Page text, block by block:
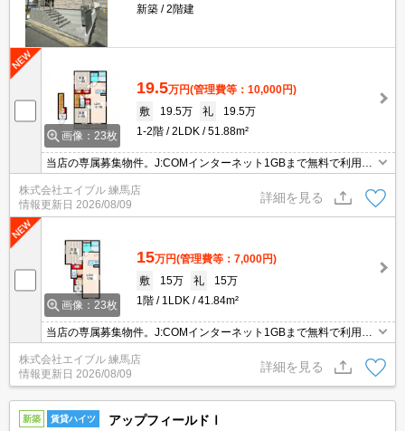
新築
2階建
画像：23枚
19.5万円(管理費等：10,000円)
敷
19.5万 礼
19.5万
1-2階
2LDK 51.88m²
当店の専属募集物件。J:COMインターネット1GBまで無料で利用可
能。新築。セキスイハイム施工。仲介手数料家賃の55%。人気の練
馬駅。過ごしやすい生活環境が整っています。人気のファミリー向
け物件。
株式会社エイブル 練馬店
情報更新日 2026/08/09
詳細を見る
画像：23枚
15万円(管理費等：7,000円)
敷
15万 礼
15万
1階
1LDK 41.84m²
当店の専属募集物件。J:COMインターネット1GBまで無料で利用可
能。新築。セキスイハイム施工。仲介手数料家賃の55%。人気の練
馬駅。過ごしやすい生活環境が整っています。人気のファミリー向
け物件。
株式会社エイブル 練馬店
情報更新日 2026/08/09
詳細を見る
新築 賃貸ハイツ アップフィールドⅠ